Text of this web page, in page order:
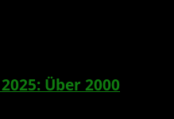
Über 2000